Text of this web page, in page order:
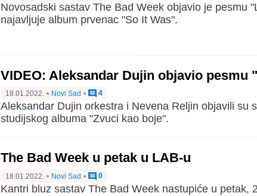
Novosadski sastav The Bad Week objavio je pesmu
najavljuje album prvenac "So It Was".
VIDEO: Aleksandar Dujin objavio pesmu
18.01.2022. • Novi Sad • 4
Aleksandar Dujin orkestra i Nevena Reljin objavili su
studijskog albuma "Zvuci kao boje".
The Bad Week u petak u LAB-u
18.01.2022. • Novi Sad • 0
Kantri bluz sastav The Bad Week nastupiće u petak,